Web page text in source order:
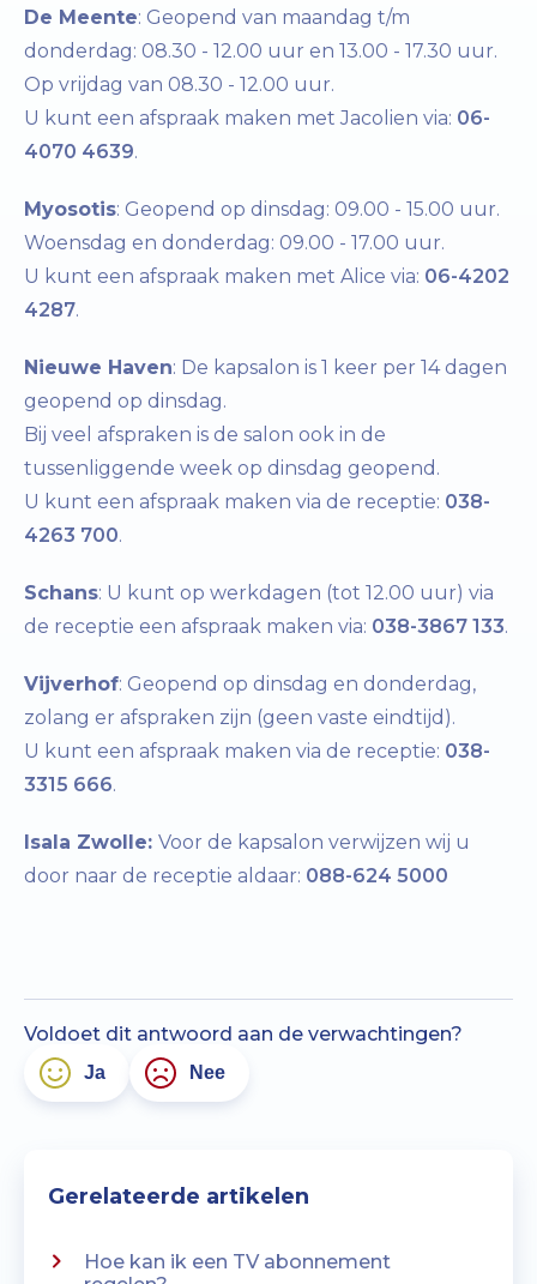
De Meente: Geopend van maandag t/m
donderdag: 08.30 - 12.00 uur en 13.00 - 17.30 uur.
Op vrijdag van 08.30 - 12.00 uur.
U kunt een afspraak maken met Jacolien via: 06-
4070 4639.
Myosotis: Geopend op dinsdag: 09.00 - 15.00 uur.
Woensdag en donderdag: 09.00 - 17.00 uur.
U kunt een afspraak maken met Alice via: 06-4202
4287.
Nieuwe Haven: De kapsalon is 1 keer per 14 dagen
geopend op dinsdag.
Bij veel afspraken is de salon ook in de
tussenliggende week op dinsdag geopend.
U kunt een afspraak maken via de receptie: 038-
4263 700.
Schans: U kunt op werkdagen (tot 12.00 uur) via
de receptie een afspraak maken via: 038-3867 133.
Vijverhof: Geopend op dinsdag en donderdag,
zolang er afspraken zijn (geen vaste eindtijd).
U kunt een afspraak maken via de receptie: 038-
3315 666.
Isala Zwolle: Voor de kapsalon verwijzen wij u
door naar de receptie aldaar: 088-624 5000
Voldoet dit antwoord aan de verwachtingen?
Ja Nee
Gerelateerde artikelen
Hoe kan ik een TV abonnement